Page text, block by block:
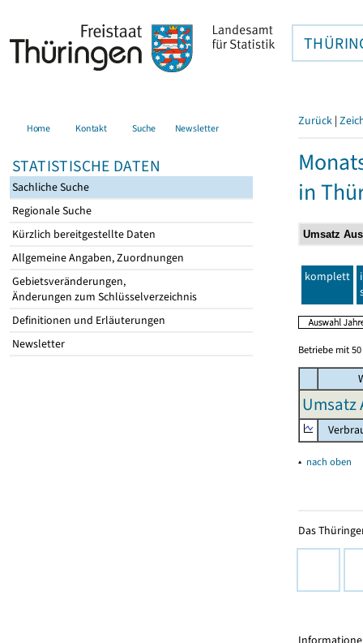
Home Kontakt Suche Newsletter
STATISTISCHE DATEN
Sachliche Suche
Regionale Suche
Kürzlich bereitgestellte Daten
Allgemeine Angaben, Zuordnungen
Gebietsveränderungen,
Änderungen zum Schlüsselverzeichnis
Definitionen und Erläuterungen
Newsletter
Zurück |
in
komplett
Betriebe mit
Umsatz
▴ nach oben
Das